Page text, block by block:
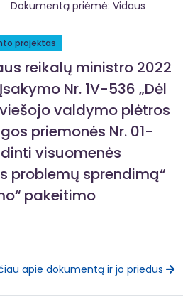
priėmė: Vidaus
projektas
reikalų ministro 2022
Nr. 1V-536 „Dėl
valdymo plėtros
priemonės Nr. 01-
visuomenės
problemų sprendimą“
pakeitimo
apie dokumentą ir jo priedus